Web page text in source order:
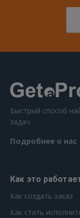
Быстрый способ
задач.
Подробнее о нас
Как это
Как создать заказ
Как стать